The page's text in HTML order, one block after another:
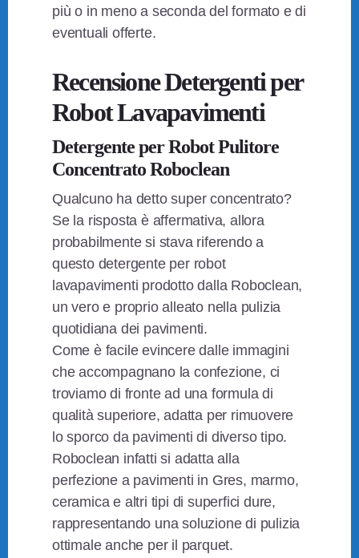
più o in meno a seconda del formato e di
eventuali offerte.
Recensione Detergenti per
Robot Lavapavimenti
Detergente per Robot Pulitore
Concentrato Roboclean
Qualcuno ha detto super concentrato?
Se la risposta è affermativa, allora
probabilmente si stava riferendo a
questo detergente per robot
lavapavimenti prodotto dalla Roboclean,
un vero e proprio alleato nella pulizia
quotidiana dei pavimenti.
Come è facile evincere dalle immagini
che accompagnano la confezione, ci
troviamo di fronte ad una formula di
qualità superiore, adatta per rimuovere
lo sporco da pavimenti di diverso tipo.
Roboclean infatti si adatta alla
perfezione a pavimenti in Gres, marmo,
ceramica e altri tipi di superfici dure,
rappresentando una soluzione di pulizia
ottimale anche per il parquet.